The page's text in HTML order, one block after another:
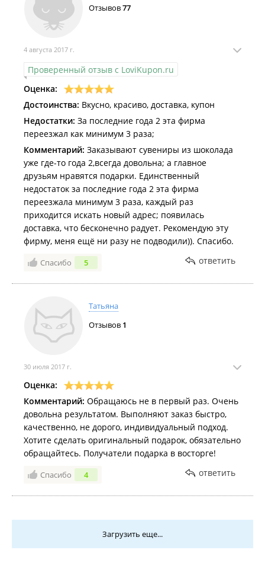
Отзывов77
4 августа 2017 г.
Проверенный отзыв с LoviKupon.ru
Оценка:
Достоинства: Вкусно, красиво, доставка, купон
Недостатки: За последние года 2 эта фирма
переезжал как минимум 3 раза;
Комментарий: Заказывают сувениры из шоколада
уже где-то года 2,всегда довольна; а главное
друзьям нравятся подарки. Единственный
недостаток за последние года 2 эта фирма
переезжала минимум 3 раза, каждый раз
приходится искать новый адрес; появилась
доставка, что бесконечно радует. Рекомендую эту
фирму, меня ещё ни разу не подводили)). Спасибо.
Спасибо 5 ответить
Татьяна
Отзывов 1
30 июля 2017 г.
Оценка:
Комментарий: Обращаюсь не в первый раз. Очень
довольна результатом. Выполняют заказ быстро,
качественно, не дорого, индивидуальный подход.
Хотите сделать оригинальный подарок, обязательно
обращайтесь. Получатели подарка в восторге!
Спасибо 4 ответить
Загрузить еще...